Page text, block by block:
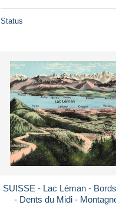
Status
SUISSE - Lac Léman -
- Dents du Midi -